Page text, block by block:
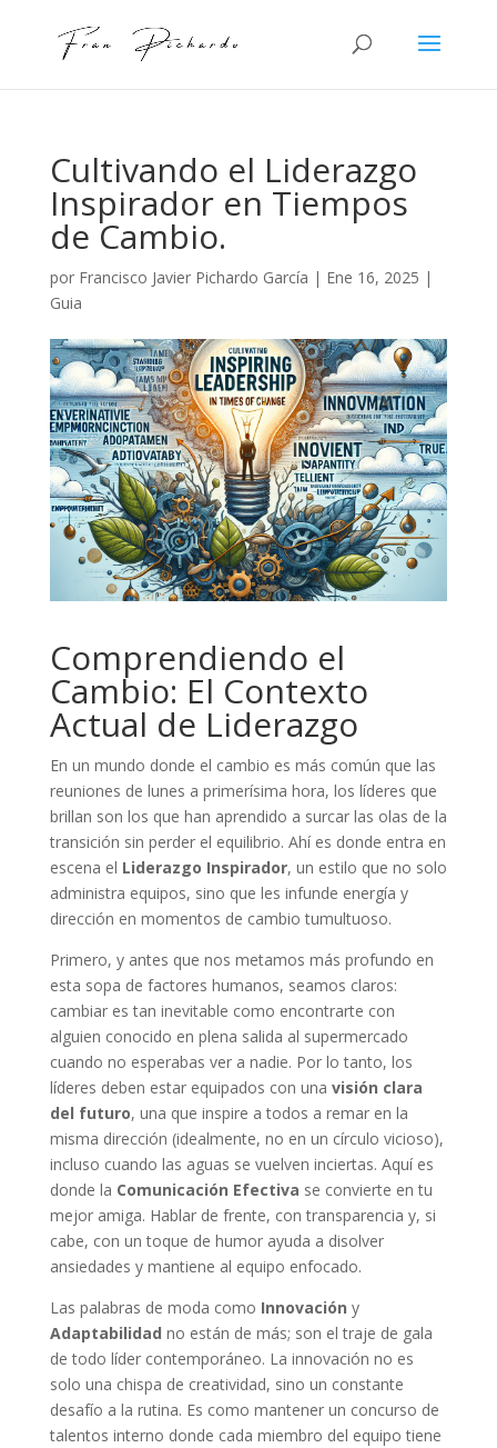
Cultivando el Liderazgo
Inspirador en Tiempos
de Cambio.
por Francisco Javier Pichardo García | Ene 16, 2025 |
Guia
Comprendiendo el
Cambio: El Contexto
Actual de Liderazgo
En un mundo donde el cambio es más común que las
reuniones de lunes a primerísima hora, los líderes que
brillan son los que han aprendido a surcar las olas de la
transición sin perder el equilibrio. Ahí es donde entra en
escena el Liderazgo Inspirador, un estilo que no solo
administra equipos, sino que les infunde energía y
dirección en momentos de cambio tumultuoso.
Primero, y antes que nos metamos más profundo en
esta sopa de factores humanos, seamos claros:
cambiar es tan inevitable como encontrarte con
alguien conocido en plena salida al supermercado
cuando no esperabas ver a nadie. Por lo tanto, los
líderes deben estar equipados con una visión clara
del futuro, una que inspire a todos a remar en la
misma dirección (idealmente, no en un círculo vicioso),
incluso cuando las aguas se vuelven inciertas. Aquí es
donde la Comunicación Efectiva se convierte en tu
mejor amiga. Hablar de frente, con transparencia y, si
cabe, con un toque de humor ayuda a disolver
ansiedades y mantiene al equipo enfocado.
Las palabras de moda como Innovación y
Adaptabilidad no están de más; son el traje de gala
de todo líder contemporáneo. La innovación no es
solo una chispa de creatividad, sino un constante
desafío a la rutina. Es como mantener un concurso de
talentos interno donde cada miembro del equipo tiene